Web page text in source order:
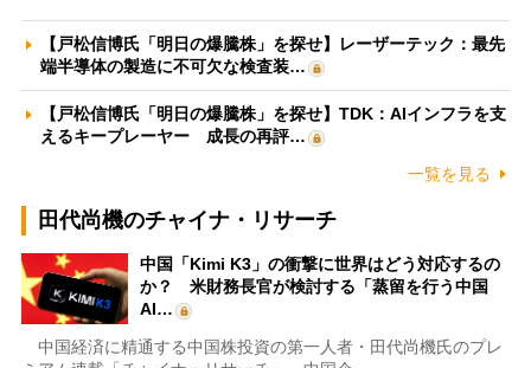
【戸松信博氏「明日の爆騰株」を探せ】レーザーテック：最先
端半導体の製造に不可欠な検査装…
【戸松信博氏「明日の爆騰株」を探せ】TDK：AIインフラを支
えるキープレーヤー 成長の再評…
一覧を見る
田代尚機のチャイナ・リサーチ
中国「Kimi K3」の衝撃に世界はどう対応するの
か？ 米財務長官が検討する「蒸留を行う中国
AI…
中国経済に精通する中国株投資の第一人者・田代尚機氏のプレ